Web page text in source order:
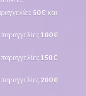
50€ και
100€
150€
200€